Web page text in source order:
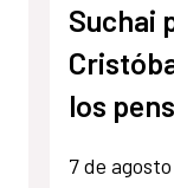
Suchai
los
7 de